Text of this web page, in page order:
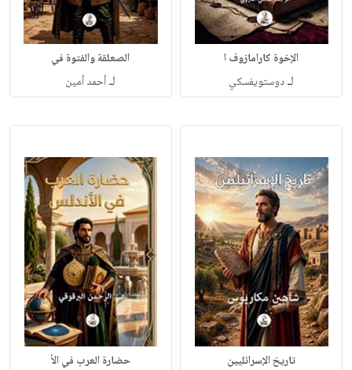
الإخوة كارامازوف ا
لـدوستويفسكي
الصعلقة والفتوة في
لـأحمد أمين
تاريخ الإسرائليين حضارة العرب في الأ